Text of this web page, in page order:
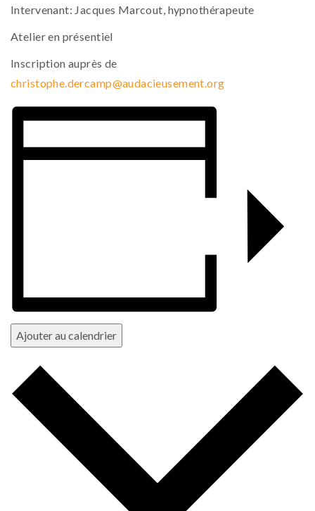
Intervenant: Jacques Marcout, hypnothérapeute
Atelier en présentiel
Inscription auprès de
christophe.dercamp@audacieusement.org
Ajouter au calendrier